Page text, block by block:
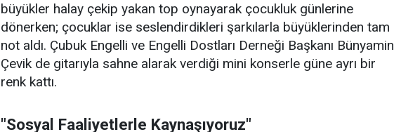
büyükler halay çekip yakan top oynayarak çocukluk günlerine
dönerken; çocuklar ise seslendirdikleri şarkılarla büyüklerinden tam
not aldı. Çubuk Engelli ve Engelli Dostları Derneği Başkanı Bünyamin
Çevik de gitarıyla sahne alarak verdiği mini konserle güne ayrı bir
renk kattı.
"Sosyal Faaliyetlerle Kaynaşıyoruz"